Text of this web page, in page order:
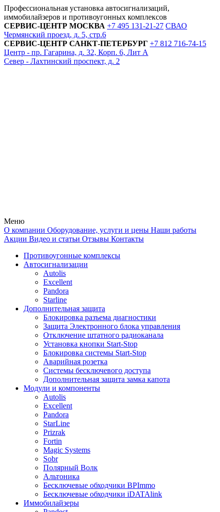
Профессиональная установка автосигнализаций,
иммобилайзеров и противоугонных комплексов
СЕРВИС-ЦЕНТР МОСКВА +7 495 131-21-27 СВАО
Чермянский проезд, д. 5, стр.6
СЕРВИС-ЦЕНТР САНКТ-ПЕТЕРБУРГ +7 812 716-74-15
Центр - пр. Гагарина, д. 32, Корп. 6, Лит А
Север - Лахтинский проспект, д. 2
Меню
О компании Оборудование, услуги и цены Наши работы
Акции Видео и статьи Отзывы Контакты
Противоугонные комплексы
Автосигнализации
Autolis
Excellent
Pandora
Starline
Дополнительная защита
Блокировка разъема диагностики
Защита Электронного блока управления
Отключение штатного радиоканала
Установка кнопки Start-Stop
Блокировка системы Start-Stop
Аварийная розетка
Системы бесключевого доступа
Дополнительная защита замка капота
Модули и компоненты
Autolis
Excellent
Pandora
StarLine
Prizrak
Fortin
Magic Systems
Sobr
Полярный Волк
Альтоника
Бесключевые обходчики BPImmo
Бесключевые обходчики iDATAlink
Иммобилайзеры